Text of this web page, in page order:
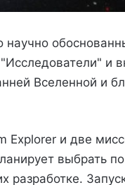
и
Вселенной и
и две
выбрать
разработке.